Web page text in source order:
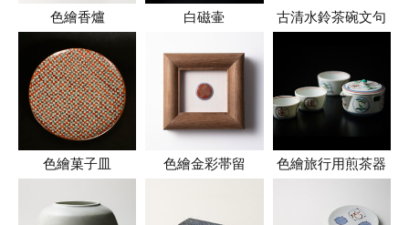
色繪香爐 白磁壷 古清水鈴茶碗文句
色繪菓子皿 色繪金彩帯留 色繪旅行用煎茶器